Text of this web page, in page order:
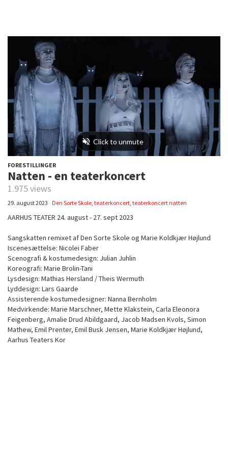
FORESTILLINGER
Natten - en teaterkoncert
1.975 views
29. august 2023 Den Sorte Skole, teaterkoncert, teaterkoncert natten
AARHUS TEATER 24. august - 27. sept 2023
Sangskatten remixet af Den Sorte Skole og Marie Koldkjær Højlund
Iscenesættelse: Nicolei Faber
Scenografi & kostumedesign: Julian Juhlin
Koreografi: Marie Brolin-Tani
Lysdesign: Mathias Hersland / Theis Wermuth
Lyddesign: Lars Gaarde
Assisterende kostumedesigner: Nanna Bernholm
Medvirkende: Marie Marschner, Mette Klakstein, Carla Eleonora
Feigenberg, Amalie Drud Abildgaard, Jacob Madsen Kvols, Simon
Mathew, Emil Prenter, Emil Busk Jensen, Marie Koldkjær Højlund,
Aarhus Teaters Kor